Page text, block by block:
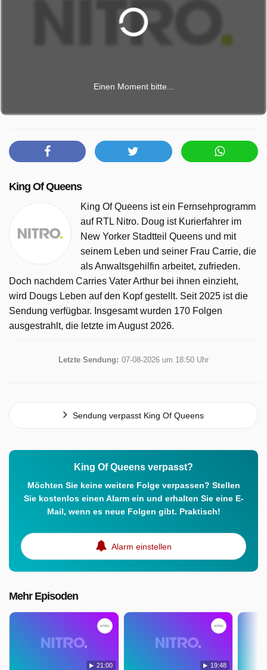
Einen Moment bitte...
King Of Queens
King Of Queens ist ein Fernsehprogramm
auf RTL Nitro. Doug ist Kurierfahrer im
New Yorker Stadtteil Queens und mit
seinem Leben und seiner Frau Carrie, die
als Anwaltsgehilfin arbeitet, zufrieden.
Doch nachdem Carries Vater Arthur bei ihnen einzieht,
wird Dougs Leben auf den Kopf gestellt. Seit 2025 ist die
Sendung verfügbar. Insgesamt wurden 170 Folgen
ausgestrahlt, die letzte im August 2026.
Letzte Sendung: 07-08-2026 um 18:50 Uhr
Sendung verpasst King Of Queens
King Of Queens verpasst?
Möchten Sie keine weitere Folge verpassen? Stellen
Sie kostenlos einen Alarm ein und erhalten Sie eine E-
Mail, wenn es neue Folgen gibt. Praktisch!
Alarm einstellen
Mehr Episoden
21:00 19:48